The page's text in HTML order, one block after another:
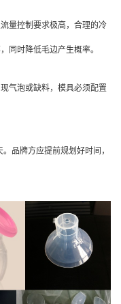
量控制要求极高，合理的冷
同时降低毛边产生概率。
气泡或缺料，模具必须配置
品牌方应提前规划好时间，